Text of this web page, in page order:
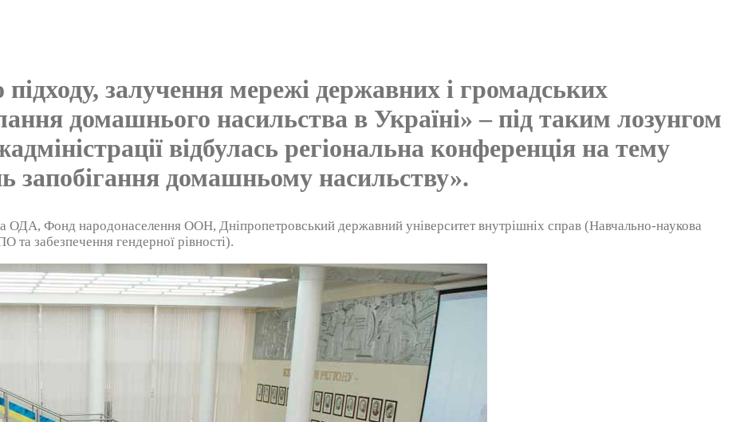
залучення мережі державних і громадських
домашнього насильства в Україні» – під таким лозунгом
відбулась регіональна конференція на тему
запобігання домашньому насильству».
ОДА, Фонд народонаселення ООН, Дніпропетровський державний університет внутрішніх справ (Навчально-наукова
та забезпечення гендерної рівності).